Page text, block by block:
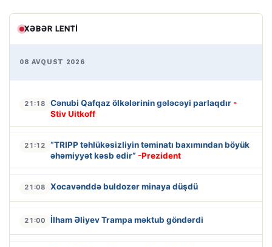
XƏBƏR LENTI
08 AVQUST 2026
21:18 Cənubi Qafqaz ölkələrinin gələcəyi parlaqdır -
Stiv Uitkoff
21:12
“TRIPP təhlükəsizliyin təminatı baxımından böyük
əhəmiyyət kəsb edir” -Prezident
21:08 Xocavənddə buldozer minaya düşdü
21:00 İlham Əliyev Trampa məktub göndərdi